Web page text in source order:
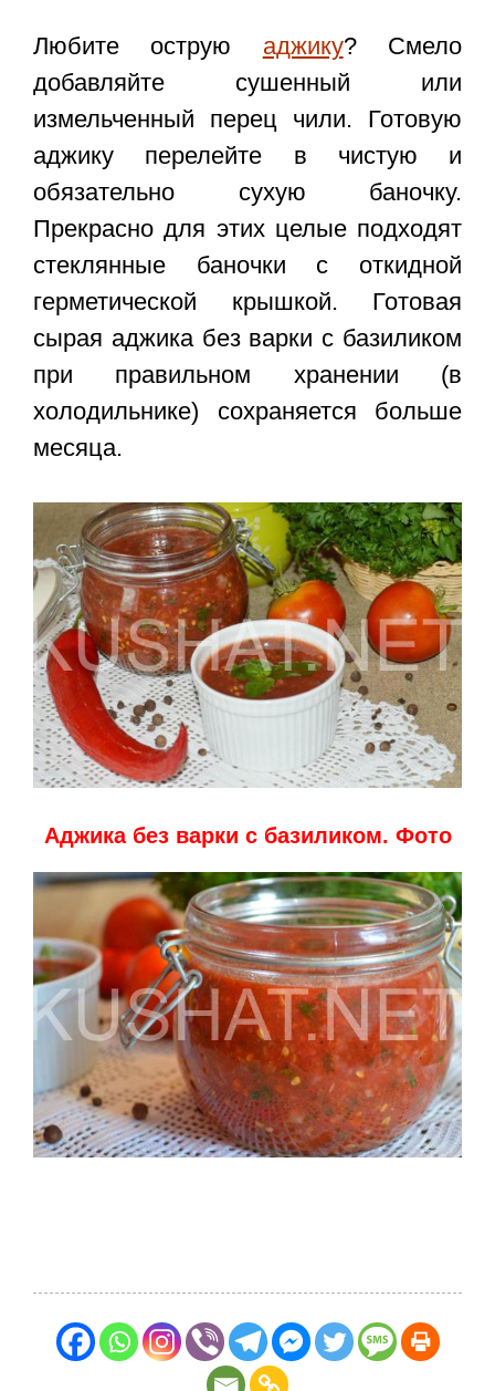
Любите острую аджику? Смело
добавляйте сушенный или
измельченный перец чили. Готовую
аджику перелейте в чистую и
обязательно сухую баночку.
Прекрасно для этих целые подходят
стеклянные баночки с откидной
герметической крышкой. Готовая
сырая аджика без варки с базиликом
при правильном хранении (в
холодильнике) сохраняется больше
месяца.
Аджика без варки с базиликом. Фото